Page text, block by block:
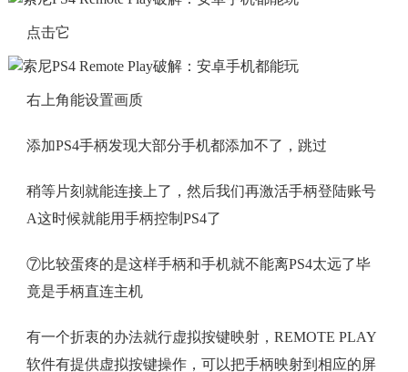
点击它
右上角能设置画质
添加PS4手柄发现大部分手机都添加不了，跳过
稍等片刻就能连接上了，然后我们再激活手柄登陆账号
A这时候就能用手柄控制PS4了
⑦比较蛋疼的是这样手柄和手机就不能离PS4太远了毕
竟是手柄直连主机
有一个折衷的办法就行虚拟按键映射，REMOTE PLAY
软件有提供虚拟按键操作，可以把手柄映射到相应的屏